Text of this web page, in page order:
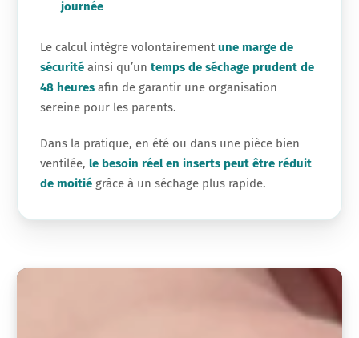
journée
Le calcul intègre volontairementune marge de
sécurité ainsi qu’un temps de séchage prudent de
48 heures afin de garantir une organisation
sereine pour les parents.
Dans la pratique, en été ou dans une pièce bien
ventilée, le besoin réel en inserts peut être réduit
de moitié grâce à un séchage plus rapide.